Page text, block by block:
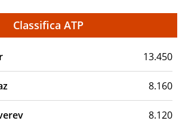
Classifica ATP
13.450
8.160
8.120